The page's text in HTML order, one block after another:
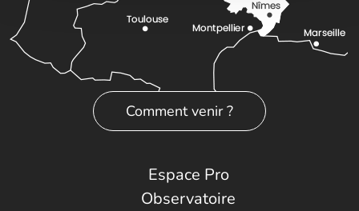
Comment venir ?
Espace Pro
Observatoire